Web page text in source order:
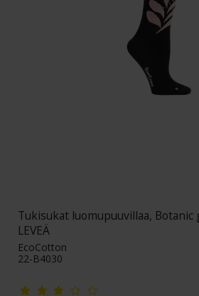
Tukisukat luomupuuvillaa, Botanic
LEVEÄ
EcoCotton
22-B4030